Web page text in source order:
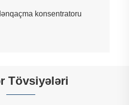
Tövsiyələri